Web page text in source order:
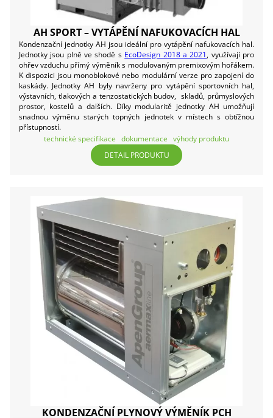
AH SPORT – VYTÁPĚNÍ NAFUKOVACÍCH HAL
Kondenzační jednotky AH jsou ideální pro vytápění nafukovacích hal.
Jednotky jsou plně ve shodě s EcoDesign 2018 a 2021, využívají pro
ohřev vzduchu přímý výměník s modulovaným premixovým hořákem.
K dispozici jsou monoblokové nebo modulární verze pro zapojení do
kaskády. Jednotky AH byly navrženy pro vytápění sportovních hal,
výstavních, tlakových a tenzostatických budov, skladů, průmyslových
prostor, kostelů a dalších. Díky modularitě jednotky AH umožňují
snadnou výměnu starých topných jednotek v místech s obtížnou
přístupností.
technické specifikace dokumentace výhody produktu
DETAIL PRODUKTU
KONDENZAČNÍ PLYNOVÝ VÝMĚNÍK PCH